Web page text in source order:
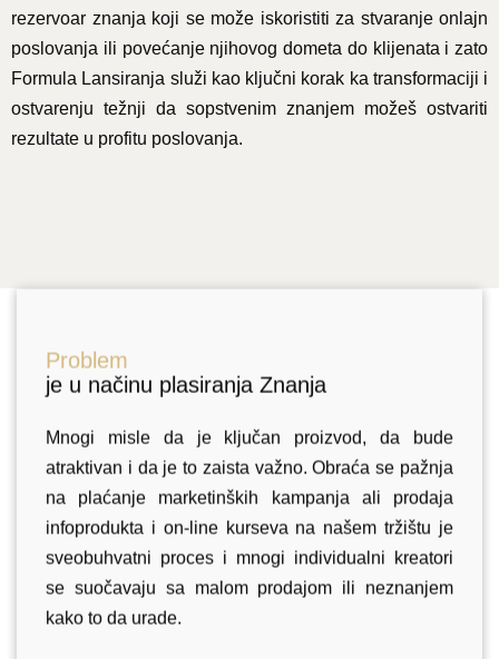
rezervoar znanja koji se može iskoristiti za stvaranje onlajn
poslovanja ili povećanje njihovog dometa do klijenata i zato
Formula Lansiranja služi kao ključni korak ka transformaciji i
ostvarenju težnji da sopstvenim znanjem možeš ostvariti
rezultate u profitu poslovanja.
Problem
je u načinu plasiranja Znanja
Mnogi misle da je ključan proizvod, da bude
atraktivan i da je to zaista važno. Obraća se pažnja
na plaćanje marketinških kampanja ali prodaja
infoprodukta i on-line kurseva na našem tržištu je
sveobuhvatni proces i mnogi individualni kreatori
se suočavaju sa malom prodajom ili neznanjem
kako to da urade.